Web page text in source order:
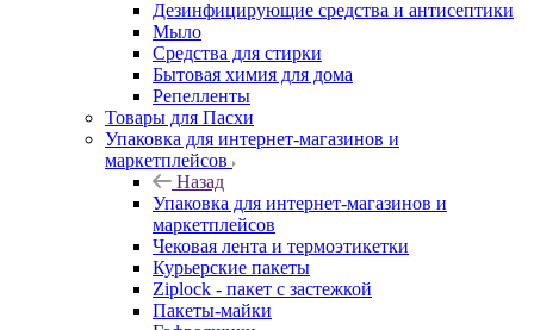
Дезинфицирующие средства и антисептики
Мыло
Средства для стирки
Бытовая химия для дома
Репелленты
Товары для Пасхи
Упаковка для интернет-магазинов и
маркетплейсов
Назад
Упаковка для интернет-магазинов и
маркетплейсов
Чековая лента и термоэтикетки
Курьерские пакеты
Ziplock - пакет с застежкой
Пакеты-майки